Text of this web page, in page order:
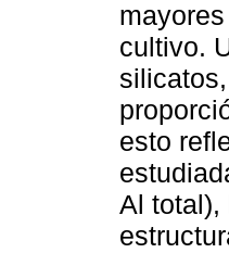
cultivo.
esto
Al total),